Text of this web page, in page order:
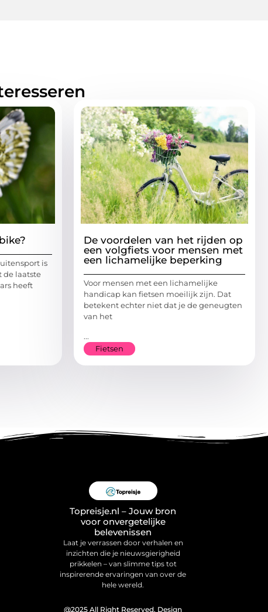
is
de laatste
heeft
De voordelen van het rijden op
een volgfiets voor mensen met
een lichamelijke beperking
Voor mensen met een lichamelijke
handicap kan fietsen moeilijk zijn. Dat
betekent echter niet dat je de geneugten
van het
...
Fietsen
Topreisje.nl – Jouw bron
voor onvergetelijke
belevenissen
Laat je verrassen door verhalen en
inzichten die je nieuwsgierigheid
prikkelen – van slimme tips tot
inspirerende ervaringen van over de
hele wereld.
@2025 All Right Reserved. Design